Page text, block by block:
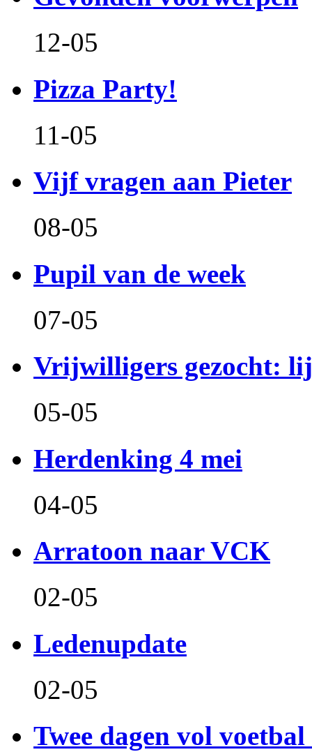
12-05
Pizza Party!
11-05
Vijf vragen aan Pieter
08-05
Pupil van de week
07-05
Vrijwilligers gezocht:
05-05
Herdenking 4 mei
04-05
Arratoon naar VCK
02-05
Ledenupdate
02-05
Twee dagen vol